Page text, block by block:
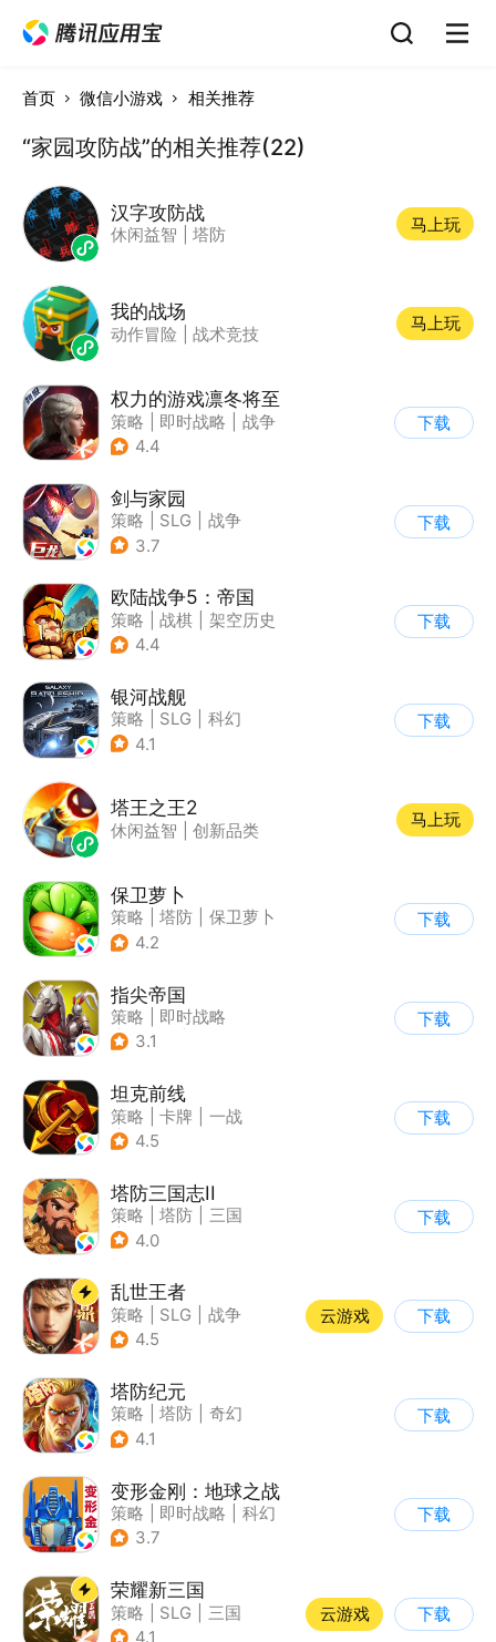
首页 微信小游戏 相关推荐
“家园攻防战”的相关推荐(22)
汉字攻防战
休闲益智 塔防
马上玩
我的战场
动作冒险 战术竞技
马上玩
权力的游戏凛冬将至
策略 即时战略
战争
| 权利的游戏
4.4
下载
剑与家园
策略 SLG
战争
| 欧美风
3.7
下载
欧陆战争5：帝国
策略 战棋
架空历史
| 欧陆战争
4.4
下载
银河战舰
策略 SLG
科幻
| 星战
4.1
下载
塔王之王2
休闲益智 创新品类
马上玩
保卫萝卜
策略 塔防
保卫萝卜
| 卡通
4.2
下载
指尖帝国
策略
即时战略
| 中世纪
3.1
下载
坦克前线
策略 卡牌
一战
| 战术竞技
4.5
下载
塔防三国志II
策略 塔防
三国
| 卡通
4.0
下载
乱世王者
策略 SLG
战争
| 中国风
4.5
云游戏 下载
塔防纪元
策略 塔防
奇幻
| 欧美风
4.1
下载
变形金刚：地球之战
策略 即时战略
科幻
| 变形金刚
3.7
下载
荣耀新三国
策略 SLG
三国
| 中国风
4.1
云游戏 下载